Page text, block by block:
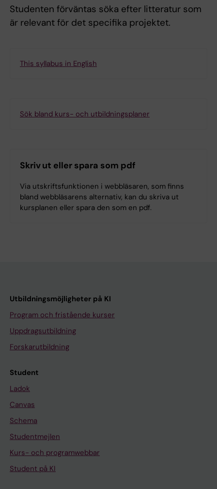
Studenten förväntas söka efter litteratur som
är relevant för det specifika projektet.
This syllabus in English
Sök bland kurs- och utbildningsplaner
Skriv ut eller spara som pdf
Via utskriftsfunktionen i webbläsaren, som finns
bland webbläsarens alternativ, kan du skriva ut
kursplanen eller spara den som en pdf.
Utbildningsmöjligheter på KI
Program och fristående kurser
Uppdragsutbildning
Forskarutbildning
Student
Ladok
Canvas
Schema
Studentmejlen
Kurs- och programwebbar
Student på KI